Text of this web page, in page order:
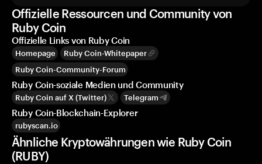
Offizielle Ressourcen und Community von
Ruby Coin
Offizielle Links von Ruby Coin
Homepage
Ruby Coin-Whitepaper
Ruby Coin-Community-Forum
Ruby Coin-soziale Medien und Community
Ruby Coin auf X (Twitter) Telegram
Ruby Coin-Blockchain-Explorer
rubyscan.io
Ähnliche Kryptowährungen wie Ruby Coin
(RUBY)